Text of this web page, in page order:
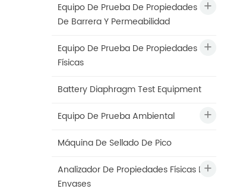
Equipo De Prueba De Propiedades
De Barrera Y Permeabilidad
Equipo De Prueba De Propiedades
Físicas
Battery Diaphragm Test Equipment
Equipo De Prueba Ambiental
Máquina De Sellado De Pico
Analizador De Propiedades Físicas De
Envases